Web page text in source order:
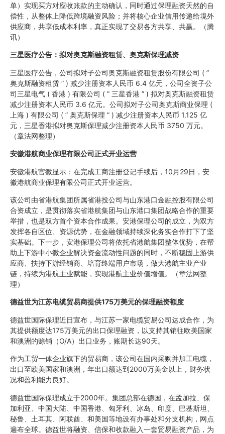
单）实现买方对应收账款的主动确认，同时通过保理融资天然的自
偿性，从整体上降低跨境融资风险；并将核心企业信用传递给境外
供应商，共享低成本利率，真正实现了交易各方共享、共赢。（腾
讯）
三星医疗公告：拟对奥克斯融资租赁、奥克斯保理减资
三星医疗公告，公司拟对子公司奥克斯融资租赁股份有限公司 ( ”
奥克斯融资租赁 ” ) 减少注册资本人民币 6.4 亿元，公司全资子公
司三星电气 ( 香港 ) 有限公司 ( ” 三星香港 ” ) 拟对奥克斯融资租赁
减少注册资本人民币 3.6 亿元。公司拟对子公司奥克斯商业保理 (
上海 ) 有限公司 ( ” 奥克斯保理 ” ) 减少注册资本人民币 1.125 亿
元，三星香港拟对奥克斯保理减少注册资本人民币 3750 万元。
（章法网整理）
安徽港航商业保理有限公司正式开业运营
安徽港航官微显示：在完成工商注册登记手续后，10月29日，安
徽港航商业保理有限公司正式开业运营。
该公司由省港航集团所属省港投公司与山东港口金融控股有限公司
合资成立，是贯彻落实省港航集团与山东港口集团战略合作的重要
举措，也是双方首个资本合作成果。安港保理公司的成立，为双方
发挥各自区位、资源优势，在金融领域持续深化务实合作打下了坚
实基础。下一步，安港保理公司将依托省港航集团整体优势，在帮
助上下游中小微企业解决资金流动性问题的同时，不断稳固上游供
应商、扶持下游经销商、培育终端用户市场，做大港航主业产业
链，持续为港航主业赋能，实现港航主业价值增值。（章法网整
理）
德益世为江苏电缆贸易商提供175万美元的保理融资额度
德益世国际保理近日宣布，与江苏一家电缆贸易公司达成合作，为
其提供额度达175万美元的出口保理融资，以支持其销往欧美国家
和澳洲的赊销（O/A）出口业务，账期长达90天。
作为工贸一体企业旗下的贸易商，该公司在国内采购并加工电缆，
出口至欧美国家和澳洲，年出口额达到2000万美金以上，财务状
况和盈利能力良好。
德益世国际保理成立于2000年。集团总部在德国，在孟加拉、保
加利亚、中国大陆、中国香港、匈牙利、冰岛、印度、巴基斯坦、
秘鲁、土耳其、阿联酋、和美国等地设有办事处和分支机构，网点
遍布全球。德益世将融资、信保和收款融入一套贸易融资产品，为